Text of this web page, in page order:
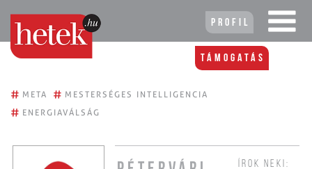
Profil
Támogatás
# META # MESTERSÉGES INTELLIGENCIA
# ENERGIAVÁLSÁG
ÍROK NEKI: